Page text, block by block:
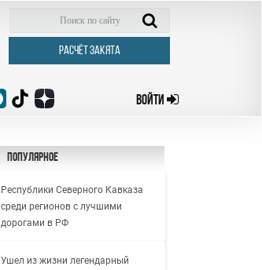
РАСЧЁТ ЗАКЯТА
ВОЙТИ
Популярное
Республики Северного Кавказа
среди регионов с лучшими
дорогами в РФ
Ушел из жизни легендарный